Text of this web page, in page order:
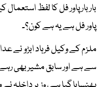
بار بار پاور فل کا لفظ
پاور فل ہے یہ ہے کون؟۔
ملزم کے وکیل فرہاد ابڑو نے
سے ہے اور سابق مشیر بھی